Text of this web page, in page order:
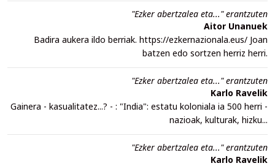
"Ezker abertzalea eta..." erantzuten
Aitor Unanuek
Badira aukera ildo berriak. https://ezkernazionala.eus/ Joan
batzen edo sortzen herriz herri.
"Ezker abertzalea eta..." erantzuten
Karlo Ravelik
Gainera - kasualitatez...? - : "India": estatu koloniala ia 500 herri -
nazioak, kulturak, hizku...
"Ezker abertzalea eta..." erantzuten
Karlo Ravelik